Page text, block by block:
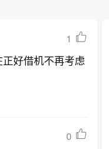
1
好借机不再考虑
0